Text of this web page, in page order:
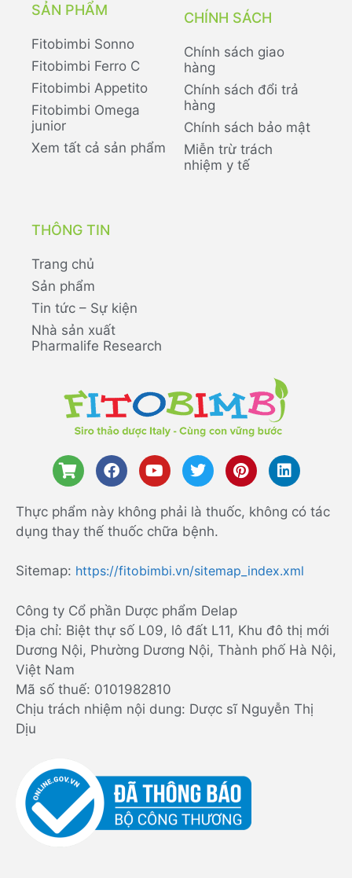
SẢN PHẨM
Fitobimbi Sonno
Fitobimbi Ferro C
Fitobimbi Appetito
Fitobimbi Omega
junior
Xem tất cả sản phẩm
CHÍNH SÁCH
Chính sách giao
hàng
Chính sách đổi trả
hàng
Chính sách bảo mật
Miễn trừ trách
nhiệm y tế
THÔNG TIN
Trang chủ
Sản phẩm
Tin tức – Sự kiện
Nhà sản xuất
Pharmalife Research
Thực phẩm này không phải là thuốc, không có tác
dụng thay thế thuốc chữa bệnh.
Sitemap: https://fitobimbi.vn/sitemap_index.xml
Công ty Cổ phần Dược phẩm Delap
Địa chỉ: Biệt thự số L09, lô đất L11, Khu đô thị mới
Dương Nội, Phường Dương Nội, Thành phố Hà Nội,
Việt Nam
Mã số thuế: 0101982810
Chịu trách nhiệm nội dung: Dược sĩ Nguyễn Thị
Dịu